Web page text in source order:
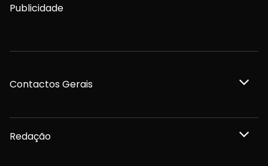
Publicidade
Contactos Gerais
Redação